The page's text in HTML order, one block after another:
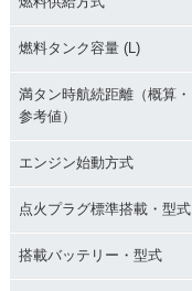
燃料タンク容量 (L)
満タン時航続距離（概算・
参考値）
エンジン始動方式
点火プラグ標準搭載・型式
搭載バッテリー・型式